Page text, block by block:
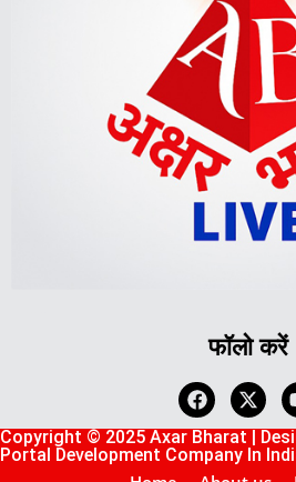
फॉलो करें
Copyright © 2025 Axar Bharat |
Portal Development Company In